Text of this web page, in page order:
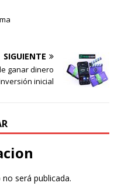
SIGUIENTE
ganar dinero
inicial
será publicada.